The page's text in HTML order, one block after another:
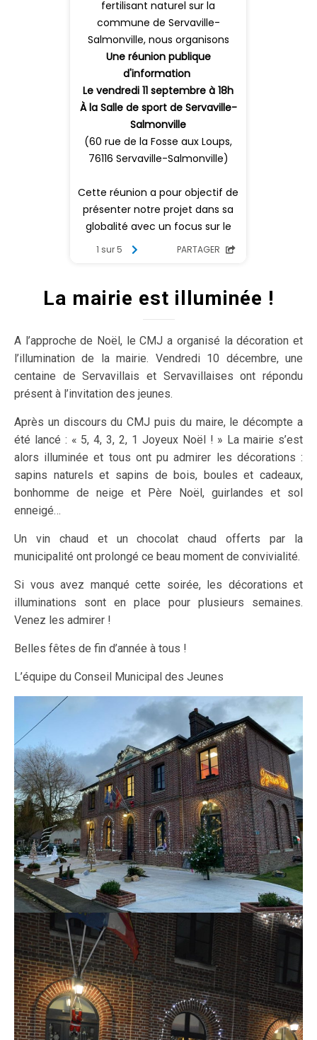
La mairie est illuminée !
A l’approche de Noël, le CMJ a organisé la décoration et
l’illumination de la mairie. Vendredi 10 décembre, une
centaine de Servavillais et Servavillaises ont répondu
présent à l’invitation des jeunes.
Après un discours du CMJ puis du maire, le décompte a
été lancé : « 5, 4, 3, 2, 1 Joyeux Noël ! » La mairie s’est
alors illuminée et tous ont pu admirer les décorations :
sapins naturels et sapins de bois, boules et cadeaux,
bonhomme de neige et Père Noël, guirlandes et sol
enneigé…
Un vin chaud et un chocolat chaud offerts par la
municipalité ont prolongé ce beau moment de convivialité.
Si vous avez manqué cette soirée, les décorations et
illuminations sont en place pour plusieurs semaines.
Venez les admirer !
Belles fêtes de fin d’année à tous !
L’équipe du Conseil Municipal des Jeunes